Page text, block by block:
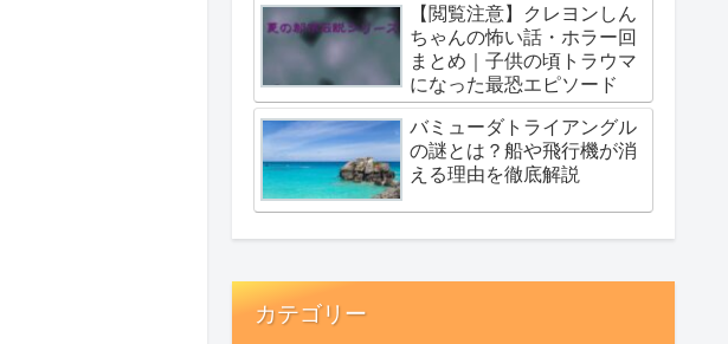
【閲覧注意】クレヨンしん
ちゃんの怖い話・ホラー回
まとめ｜子供の頃トラウマ
になった最恐エピソード
バミューダトライアングル
の謎とは？船や飛行機が消
える理由を徹底解説
カテゴリー